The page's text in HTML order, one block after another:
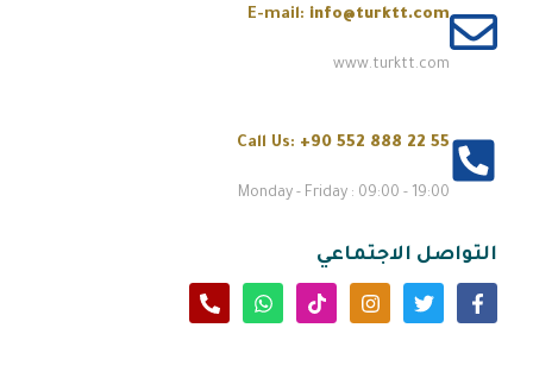
E-mail: info@turktt.com
www.turktt.com
Call Us: +90 552 888 22 55
Monday - Friday : 09:00 - 19:00
التواصل الاجتماعي